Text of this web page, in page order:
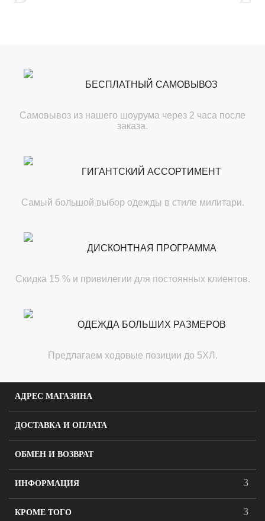
БЕСПЛАТНЫЙ САМОВЫВОЗ
Самовывоз из нашего шоурума через 2 часа после
заказа.
ГИГАНТСКИЙ АССОРТИМЕНТ
Самый большой выбор одежды в стиле милитари.
ДИСКОНТНАЯ ПРОГРАММА
Скидка 15 % и привилегии для постоянных клиентов.
ОДЕЖДА БОЛЬШИХ РАЗМЕРОВ
Предлагаем ходовые позиции до 5ХЛ.
АДРЕС МАГАЗИНА
ДОСТАВКА И ОПЛАТА
ОБМЕН И ВОЗВРАТ
ИНФОРМАЦИЯ
КРОМЕ ТОГО